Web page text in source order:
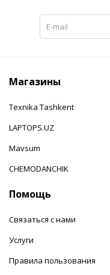
Магазины
Texnika Tashkent
LAPTOPS.UZ
Mavsum
CHEMODANCHIK
Помощь
Связаться с нами
Услуги
Правила пользования